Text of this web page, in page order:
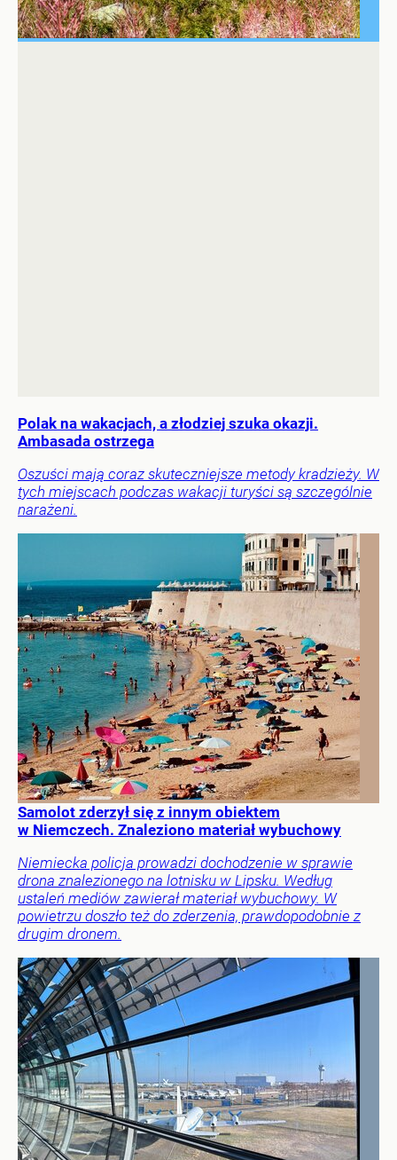
Polak na wakacjach, a złodziej szuka okazji.
Ambasada ostrzega
Oszuści mają coraz skuteczniejsze metody kradzieży. W
tych miejscach podczas wakacji turyści są szczególnie
narażeni.
Samolot zderzył się z innym obiektem
w Niemczech. Znaleziono materiał wybuchowy
Niemiecka policja prowadzi dochodzenie w sprawie
drona znalezionego na lotnisku w Lipsku. Według
ustaleń mediów zawierał materiał wybuchowy. W
powietrzu doszło też do zderzenia, prawdopodobnie z
drugim dronem.